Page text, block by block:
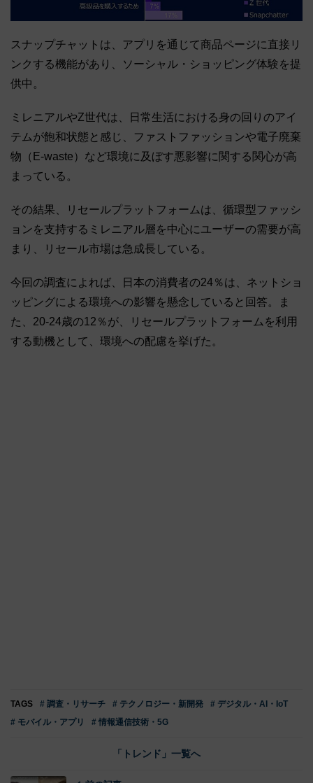
スナップチャットは、アプリを通じて商品ページに直接リ
ンクする機能があり、ソーシャル・ショッピング体験を提
供中。
ミレニアルやZ世代は、日常生活における身の回りのアイ
テムが飽和状態と感じ、ファストファッションや電子廃棄
物（E-waste）など環境に及ぼす悪影響に関する関心が高
まっている。
その結果、リセールプラットフォームは、循環型ファッシ
ョンを支持するミレニアル層を中心にユーザーの需要が高
まり、リセール市場は急成長している。
今回の調査によれば、日本の消費者の24％は、ネットショ
ッピングによる環境への影響を懸念していると回答。ま
た、20-24歳の12％が、リセールプラットフォームを利用
する動機として、環境への配慮を挙げた。
TAGS # 調査・リサーチ # テクノロジー・新開発
# デジタル・AI・IoT
# モバイル・アプリ
# 情報通信技術・5G
「トレンド」一覧へ